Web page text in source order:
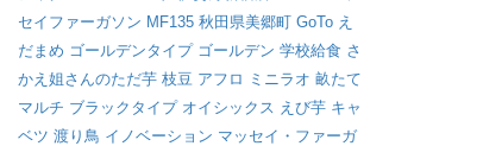
セイファーガソン MF135 秋田県美郷町 GoTo え
だまめ ゴールデンタイプ ゴールデン 学校給食 さ
かえ姐さんのただ芋 枝豆 アフロ ミニラオ 畝たて
マルチ ブラックタイプ オイシックス えび芋 キャ
ベツ 渡り鳥 イノベーション マッセイ・ファーガ